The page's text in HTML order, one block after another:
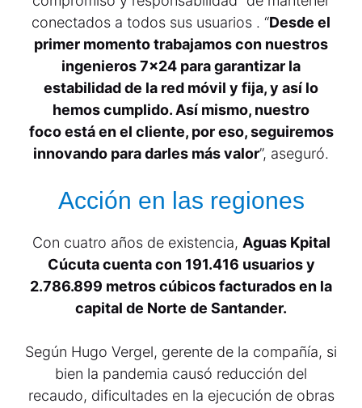
conectados a todos sus usuarios . “Desde el
primer momento trabajamos con nuestros
ingenieros 7×24 para garantizar la
estabilidad de la red móvil y fija, y así lo
hemos cumplido. Así mismo, nuestro
foco está en el cliente, por eso, seguiremos
innovando para darles más valor”, aseguró.
Acción en las regiones
Con cuatro años de existencia, Aguas Kpital
Cúcuta cuenta con 191.416 usuarios y
2.786.899 metros cúbicos facturados en la
capital de Norte de Santander.
Según Hugo Vergel, gerente de la compañía, si
bien la pandemia causó reducción del
recaudo, dificultades en la ejecución de obras